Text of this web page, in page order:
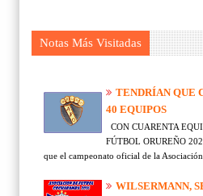
Notas Más Visitadas
TENDRÍAN QUE
40 EQUIPOS
CON CUARENTA
FÚTBOL ORUREÑO
que el campeonato oficial de la Asociación
WILSERMANN,